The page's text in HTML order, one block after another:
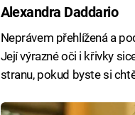
Alexandra Daddario
Neprávem přehlížená a
Její výrazné oči i křivky
stranu, pokud byste si